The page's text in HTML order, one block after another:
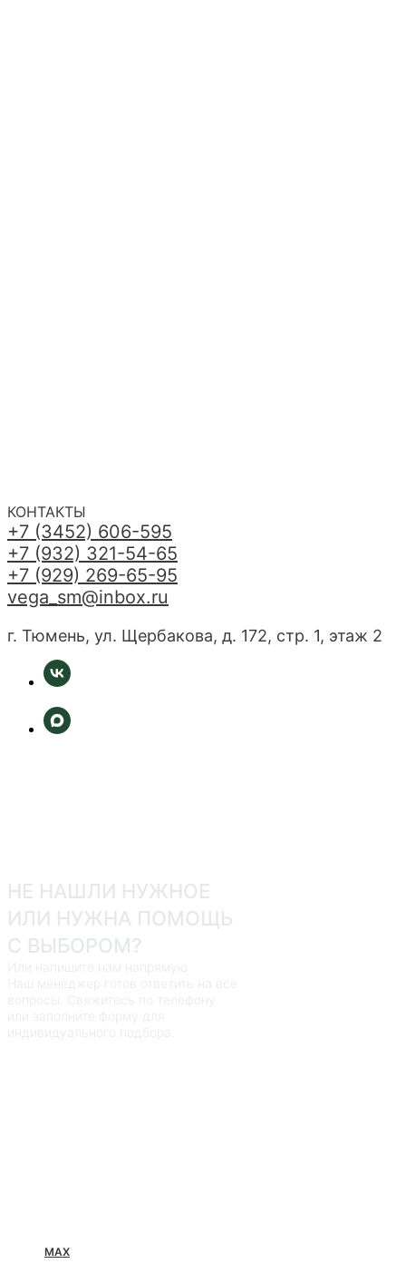
НЕ НАШЛИ НУЖНОЕ
ИЛИ НУЖНА ПОМОЩЬ
С ВЫБОРОМ?
Или напишите нам напрямую
Наш менеджер готов ответить на все
вопросы. Свяжитесь по телефону
или заполните форму для
индивидуального подбора.
MAX
КОНТАКТЫ
+7 (3452) 606-595
+7 (932) 321-54-65
+7 (929) 269-65-95
vega_sm@inbox.ru
г. Тюмень, ул. Щербакова, д. 172, стр. 1, этаж 2